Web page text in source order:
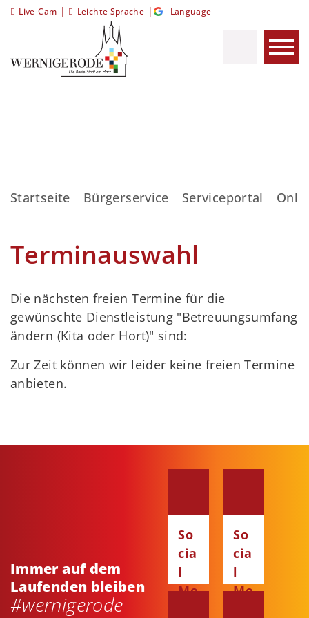
Live-Cam | Leichte Sprache | Language
Startseite Bürgerservice Serviceportal
Terminauswahl
Die nächsten freien Termine für die
gewünschte Dienstleistung "Betreuungsumfang
ändern (Kita oder Hort)" sind:
Zur Zeit können wir leider keine freien Termine
anbieten.
Immer auf dem
Laufenden bleiben
#wernigerode
So
cia
l
Me
So
cia
l
Me